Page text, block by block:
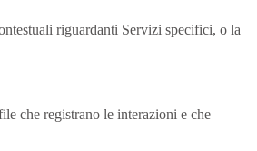
riguardanti Servizi specifici, o la
che registrano le interazioni e che